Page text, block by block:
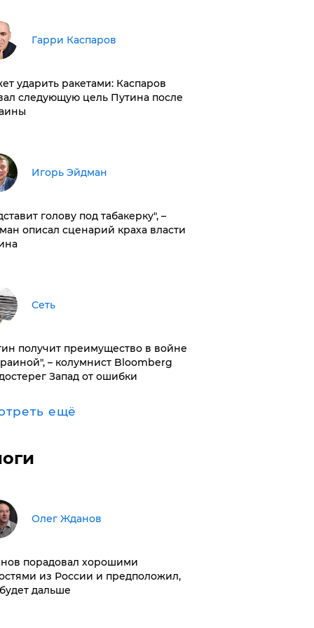
Гарри Каспаров
ударить ракетами: Каспаров
следующую цель Путина после
Игорь Эйдман
голову под табакерку", –
описал сценарий краха власти
Сеть
получит преимущество в войне
– колумнист Bloomberg
Запад от ошибки
ещё
Олег Жданов
порадовал хорошими
из России и предположил,
дальше